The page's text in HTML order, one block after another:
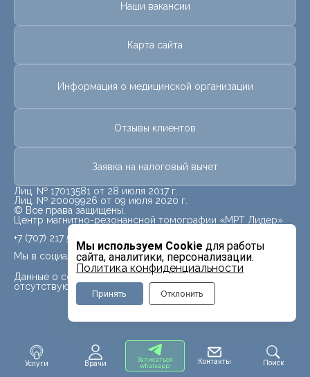
Услуги Врачи
Записаться
whatsapp
Контакты Поиск
Мы используем Cookie для работы
сайта, аналитики, персонализации.
Политика конфиденциальности
Принять Отклонить
Наши вакансии
Карта сайта
Информация о медицинской организации
Отзывы клиентов
Заявка на налоговый вычет
Лиц. № 17013581 от 28 июля 2017 г.
Лиц. № 20009926 от 09 июля 2020 г.
© Все права защищены.
Центр магнитно-резонансной томографии «МРТ Лидер»
Мы в социальных сетях
Данные о социальных сетях для данного филиала
отсутствуют
+7 (707) 217 5840